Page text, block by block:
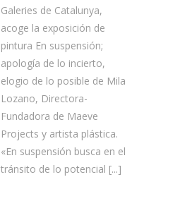
Galeries de Catalunya,
acoge la exposición de
pintura En suspensión;
apología de lo incierto,
elogio de lo posible de Mila
Lozano, Directora-
Fundadora de Maeve
Projects y artista plástica.
«En suspensión busca en el
tránsito de lo potencial [...]